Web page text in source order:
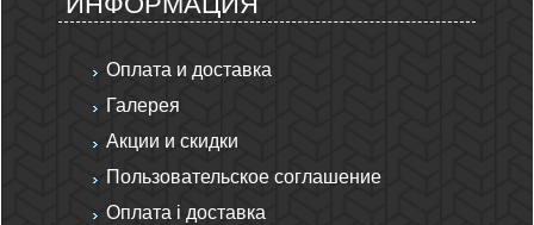
Оплата и доставка
Галерея
Акции и скидки
Пользовательское соглашение
Оплата і доставка